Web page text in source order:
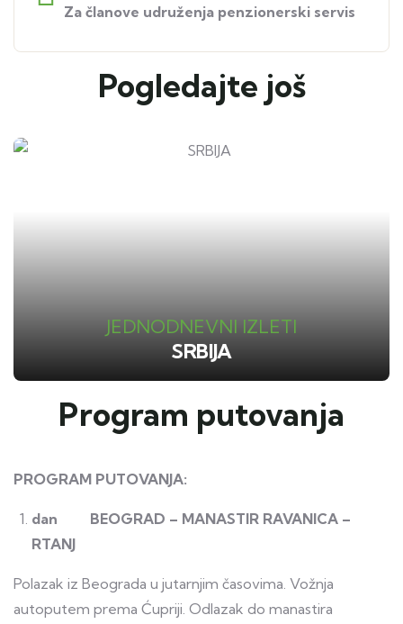
Program putovanja
PROGRAM PUTOVANJA:
dan BEOGRAD – MANASTIR RAVANICA –
RTANJ
Polazak iz Beograda u jutarnjim časovima. Vožnja
autoputem prema Ćupriji. Odlazak do manastira
Za članove udruženja penzionerski servis
Pogledajte još
JEDNODNEVNI IZLETI
SRBIJA